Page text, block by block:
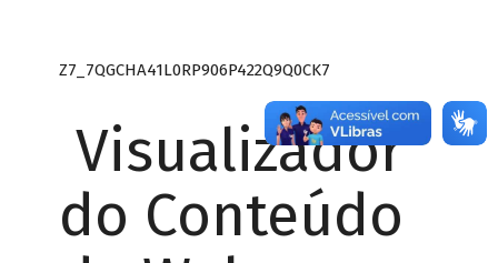
Z7_7QGCHA41L0RP906P422Q9Q0CK7
Visualizador
do Conteúdo